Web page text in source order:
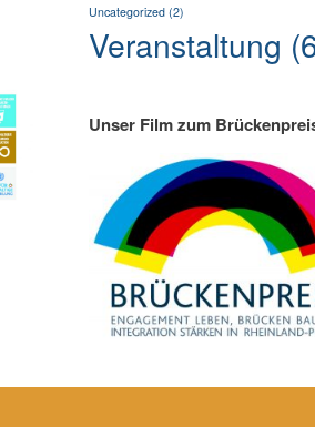
Uncategorized (2)
Veranstaltung
Unser Film zum